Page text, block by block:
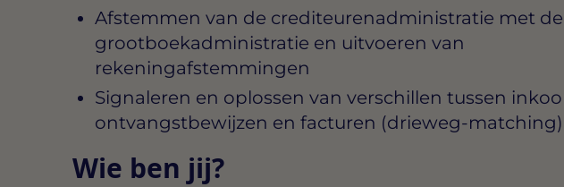
Afstemmen van de crediteurenadministratie met de
grootboekadministratie en uitvoeren van
rekeningafstemmingen
Signaleren en oplossen van verschillen tussen
ontvangstbewijzen en facturen (drieweg-matching)
Wie ben jij?